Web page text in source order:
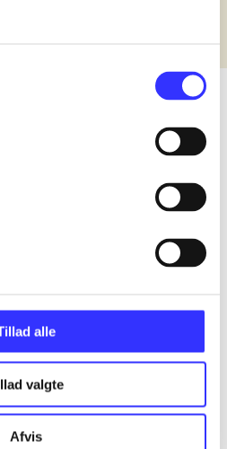
alle
valgte
Afvis
are grouped by the earliest registered
are grouped by the earliest registered
are grouped by the earliest registered